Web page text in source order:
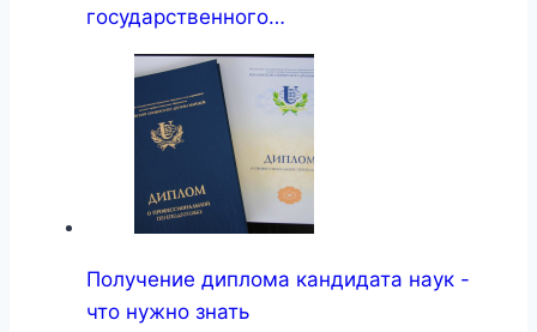
государственного…
Получение диплома кандидата наук -
что нужно знать